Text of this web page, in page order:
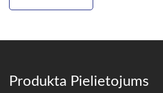
Produkta Pielietojums